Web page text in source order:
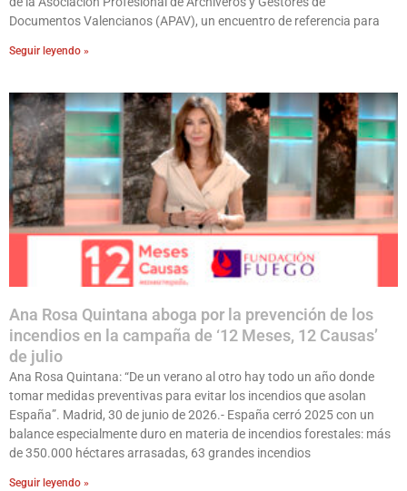
Documentos Valencianos (APAV), un encuentro de referencia para
Seguir leyendo »
Ana Rosa Quintana aboga por la prevención de los
incendios en la campaña de ‘12 Meses, 12 Causas’
de julio
Ana Rosa Quintana: “De un verano al otro hay todo un año donde
tomar medidas preventivas para evitar los incendios que asolan
España”. Madrid, 30 de junio de 2026.- España cerró 2025 con un
balance especialmente duro en materia de incendios forestales: más
de 350.000 héctares arrasadas, 63 grandes incendios
Seguir leyendo »